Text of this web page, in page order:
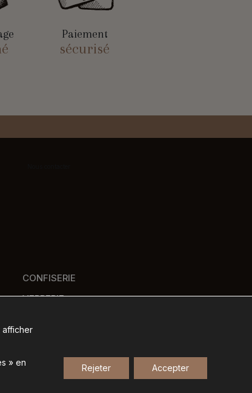
Paiement
sécurisé
CONFISERIE
VERRERIE
afficher
» en
Accepter
Rejeter